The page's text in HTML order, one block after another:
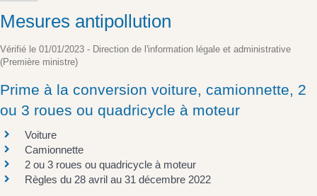
Mesures antipollution
Vérifié le 01/01/2023 - Direction de l'information légale et administrative
(Première ministre)
Prime à la conversion voiture, camionnette, 2
ou 3 roues ou quadricycle à moteur
Voiture
Camionnette
2 ou 3 roues ou quadricycle à moteur
Règles du 28 avril au 31 décembre 2022